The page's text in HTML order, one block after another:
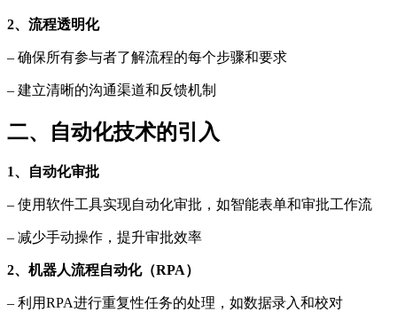
2、流程透明化
– 确保所有参与者了解流程的每个步骤和要求
– 建立清晰的沟通渠道和反馈机制
二、自动化技术的引入
1、自动化审批
– 使用软件工具实现自动化审批，如智能表单和审批工作流
– 减少手动操作，提升审批效率
2、机器人流程自动化（RPA）
– 利用RPA进行重复性任务的处理，如数据录入和校对